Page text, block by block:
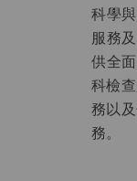
科學
服務
供全
科檢
務以
務。